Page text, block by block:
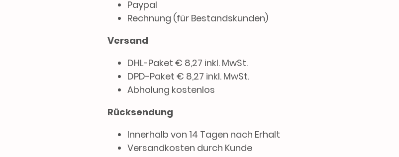
Paypal
Rechnung (für Bestandskunden)
Versand
DHL-Paket € 8,27 inkl. MwSt.
DPD-Paket € 8,27 inkl. MwSt.
Abholung kostenlos
Rücksendung
Innerhalb von 14 Tagen nach Erhalt
Versandkosten durch Kunde